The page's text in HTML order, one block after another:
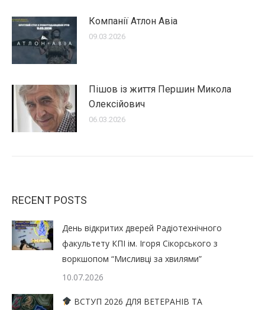
Компанії Атлон Авіа
09.03.2026
Пішов із життя Першин Микола
Олексійович
06.03.2026
RECENT POSTS
День відкритих дверей Радіотехнічного
факультету КПІ ім. Ігоря Сікорського з
воркшопом “Мисливці за хвилями”
10.07.2026
ВСТУП 2026 ДЛЯ ВЕТЕРАНІВ ТА